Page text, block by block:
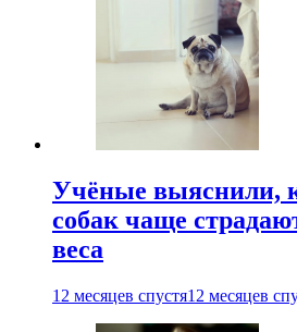
Учёные выяснили,
собак чаще
веса
12 месяцев спустя12 месяцев